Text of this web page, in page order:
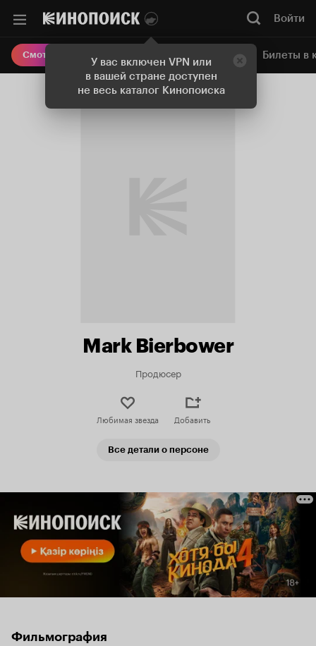
У вас включен VPN или
в вашей стране доступен
не весь каталог Кинопоиска
Войти
Смотреть кино Онлайн-кинотеатр Билеты в
Mark Bierbower
Продюсер
Любимая звезда Добавить
Все детали о персоне
Фильмография